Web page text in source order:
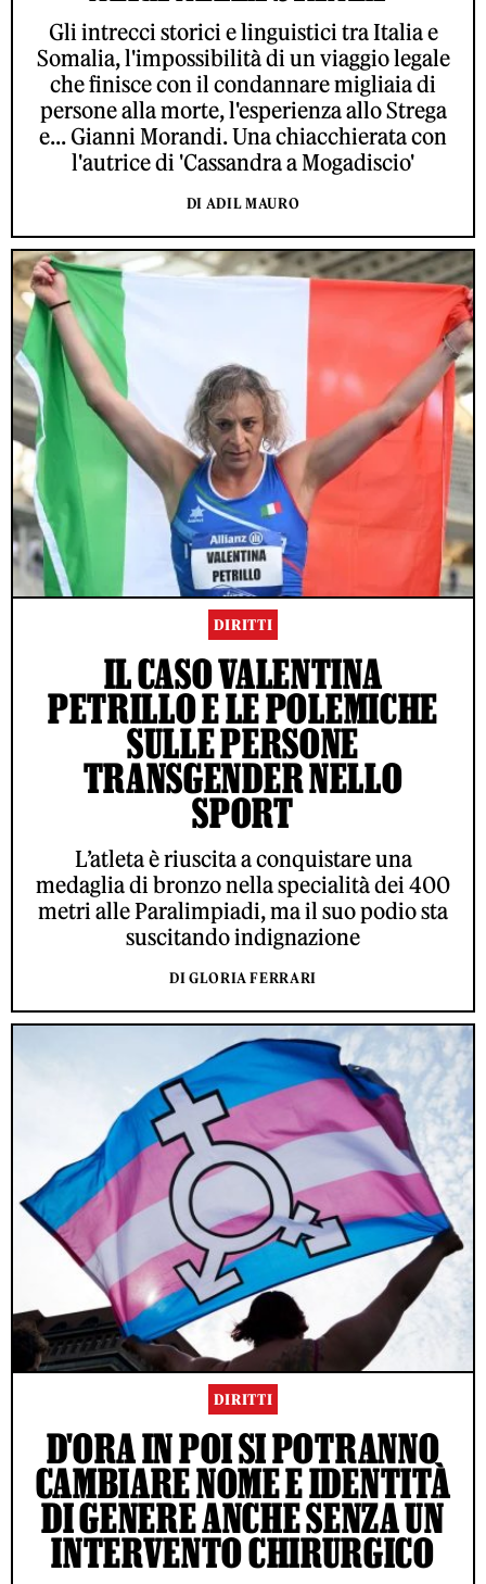
Gli intrecci storici e linguistici tra Italia e
Somalia, l'impossibilità di un viaggio legale
che finisce con il condannare migliaia di
persone alla morte, l'esperienza allo Strega
e... Gianni Morandi. Una chiacchierata con
l'autrice di 'Cassandra a Mogadiscio'
DI ADIL MAURO
DIRITTI
IL CASO VALENTINA
PETRILLO E LE POLEMICHE
SULLE PERSONE
TRANSGENDER NELLO
SPORT
L’atleta è riuscita a conquistare una
medaglia di bronzo nella specialità dei 400
metri alle Paralimpiadi, ma il suo podio sta
suscitando indignazione
DI GLORIA FERRARI
DIRITTI
D'ORA IN POI SI POTRANNO
CAMBIARE NOME E IDENTITÀ
DI GENERE ANCHE SENZA UN
INTERVENTO CHIRURGICO